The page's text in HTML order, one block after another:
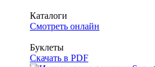
Каталоги
Смотреть онлайн
Буклеты
Скачать в PDF